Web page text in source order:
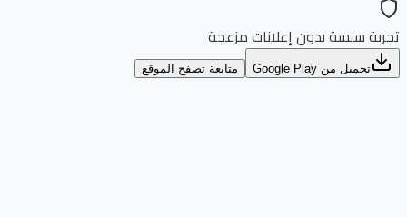
سلسة بدون إعلانات مزعجة
تحميل من Google Play متابعة تصفح الموقع